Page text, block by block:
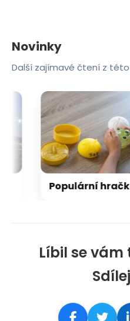
Líbil se vám
Novinky
Další zajímavé čtení z